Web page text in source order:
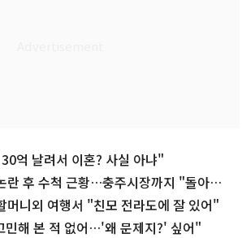
억 날려서 이혼? 사실 아냐"
란 후 수척 근황…충주시장까지 "돌아올
머니외 여행서 "친모 전라도에 잘 있어"
민해 본 적 없어…'왜 문제지?' 싶어"